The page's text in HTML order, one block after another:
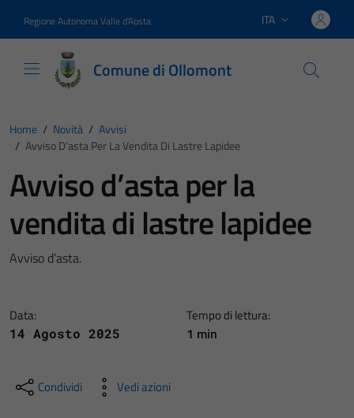
Regione Autonoma Valle d'Aosta Lingua attiva:
ITA
Comune di Ollomont
Home / Novità / Avvisi
/ Avviso D’asta Per La Vendita Di Lastre Lapidee
Avviso d’asta per la
vendita di lastre lapidee
Avviso d’asta.
Data:
14 Agosto 2025
Tempo di lettura:
1 min
Condividi Vedi azioni